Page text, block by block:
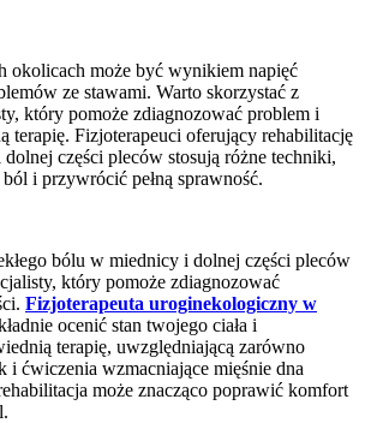
okolicach może być wynikiem napięć
ze stawami. Warto skorzystać z
który pomoże zdiagnozować problem i
terapię. Fizjoterapeuci oferujący rehabilitację
części pleców stosują różne techniki,
i przywrócić pełną sprawność.
bólu w miednicy i dolnej części pleców
który pomoże zdiagnozować
Fizjoterapeuta uroginekologiczny w
ocenić stan twojego ciała i
terapię, uwzględniającą zarówno
i ćwiczenia wzmacniające mięśnie dna
może znacząco poprawić komfort